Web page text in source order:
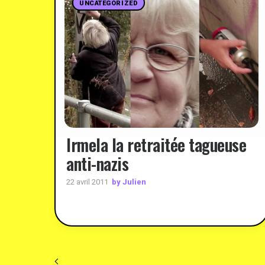
UNCATEGORIZED
Irmela la retraitée tagueuse
anti-nazis
22 avril 2011 by Julien